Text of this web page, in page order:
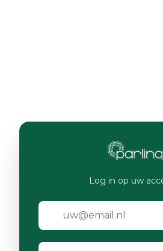
Log in op uw